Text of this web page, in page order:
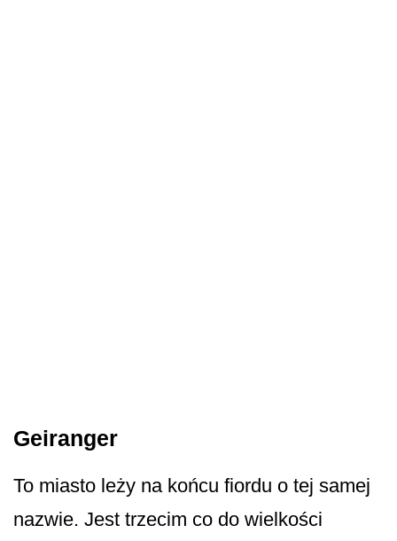
Geiranger
To miasto leży na końcu fiordu o tej samej
nazwie. Jest trzecim co do wielkości